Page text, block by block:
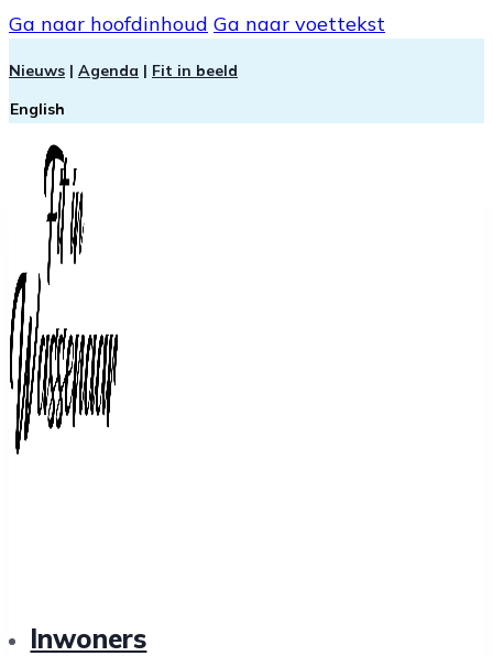
Ga naar hoofdinhoud Ga naar voettekst
Nieuws | Agenda | Fit in beeld
English
Inwoners